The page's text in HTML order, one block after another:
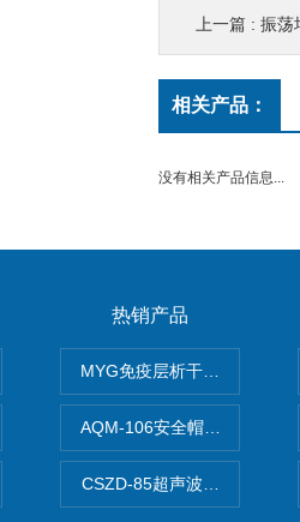
上一篇 : 振荡
相关产品：
没有相关产品信息...
热销产品
MYG免疫层析干燥箱
AQM-106安全帽高温预处理
CSZD-85超声波清洗振荡器